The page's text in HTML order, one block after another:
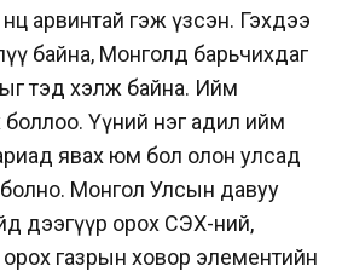
арвинтай гэж үзсэн. Гэхдээ
байна, Монголд барьчихдаг
тэд хэлж байна. Ийм
боллоо. Үүний нэг адил ийм
бариад явах юм бол олон улсад
болно. Монгол Улсын давуу
дээгүүр орох СЭХ-ний,
газрын ховор элементийн